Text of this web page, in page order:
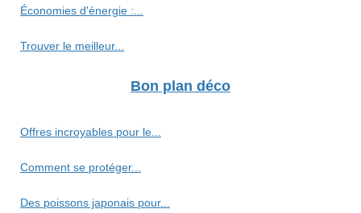
Économies d'énergie :...
Trouver le meilleur...
Bon plan déco
Offres incroyables pour le...
Comment se protéger...
Des poissons japonais pour...